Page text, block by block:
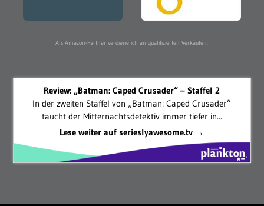
Als Amazon-Partner verdiene ich an qualifizierten Verkäufen.
Review: „Batman: Caped Crusader“ – Staffel 2
In der zweiten Staffel von „Batman: Caped Crusader”
taucht der Mitternachtsdetektiv immer tiefer in...
Lese weiter auf serieslyawesome.tv →